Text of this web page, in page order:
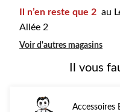
Il n’en reste que 2 au
Allée 2
Voir d'autres magasins
Il vous
Accessoires